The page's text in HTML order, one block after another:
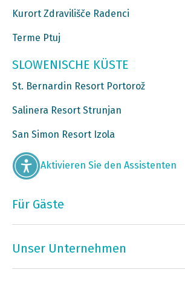
Kurort Zdravilišče Radenci
Terme Ptuj
SLOWENISCHE KÜSTE
St. Bernardin Resort Portorož
Salinera Resort Strunjan
San Simon Resort Izola
Aktivieren Sie den Assistenten
Für Gäste
Unser Unternehmen